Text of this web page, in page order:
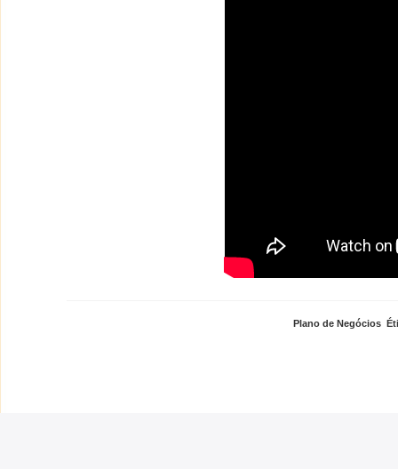
Plano de Negócios ,